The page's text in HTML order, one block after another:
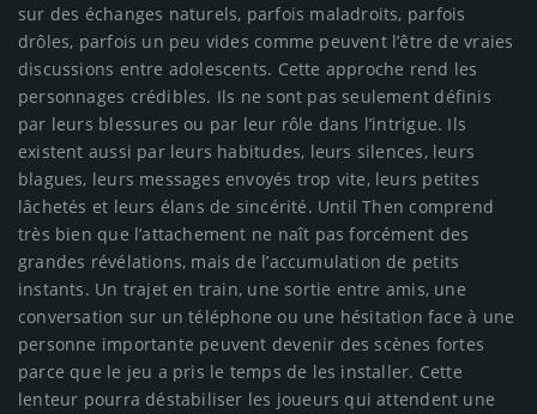
sur des échanges naturels, parfois maladroits, parfois
drôles, parfois un peu vides comme peuvent l’être de vraies
discussions entre adolescents. Cette approche rend les
personnages crédibles. Ils ne sont pas seulement définis
par leurs blessures ou par leur rôle dans l’intrigue. Ils
existent aussi par leurs habitudes, leurs silences, leurs
blagues, leurs messages envoyés trop vite, leurs petites
lâchetés et leurs élans de sincérité. Until Then comprend
très bien que l’attachement ne naît pas forcément des
grandes révélations, mais de l’accumulation de petits
instants. Un trajet en train, une sortie entre amis, une
conversation sur un téléphone ou une hésitation face à une
personne importante peuvent devenir des scènes fortes
parce que le jeu a pris le temps de les installer. Cette
lenteur pourra déstabiliser les joueurs qui attendent une